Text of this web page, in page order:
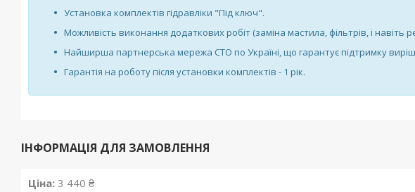
Установка комплектів гідравліки "Під ключ".
Можливість виконання додаткових робіт (заміна мастила, фільтрів, і навіть
Найширша партнерська мережа СТО по Україні, що гарантує підтримку
Гарантія на роботу після установки комплектів - 1 рік.
ІНФОРМАЦІЯ ДЛЯ ЗАМОВЛЕННЯ
Ціна: 3 440 ₴